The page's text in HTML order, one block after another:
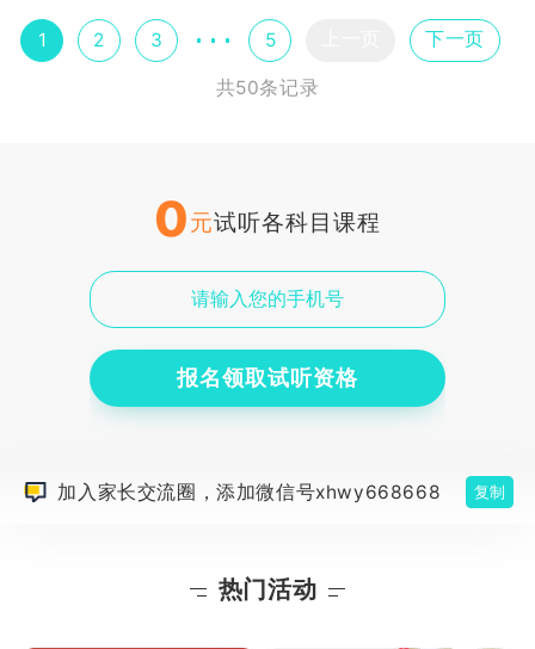
1 2 3 5 下一页
共50条记录
0元试听各科目课程
报名领取试听资格
加入家长交流圈，添加微信号xhwy668668 复制
热门活动